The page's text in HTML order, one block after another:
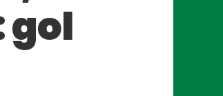
gol